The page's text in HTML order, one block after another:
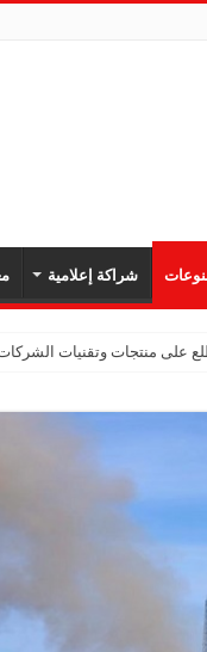
شراكة إعلامية
منتجات وتقنيات الشركات